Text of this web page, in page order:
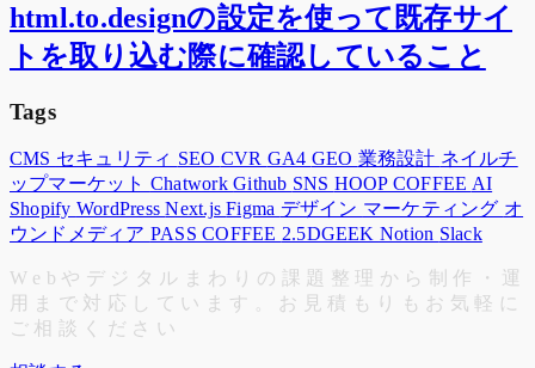
html.to.designの設定を使って既存サイ
トを取り込む際に確認していること
Tags
CMS セキュリティ SEO CVR GA4 GEO 業務設計 ネイルチ
ップマーケット ChatworkGithub SNS HOOP COFFEE AI
Shopify WordPressNext.jsFigma デザイン マーケティング オ
ウンドメディア PASS COFFEE 2.5DGEEK Notion Slack
W e b や デ ジ タ ル ま わ り の 課 題 整理 か ら 制作 ・
運
用
ま で 対 応 し て い ま す お 見 積 も り も お 気 軽 に
ご 相 談 く だ さ い